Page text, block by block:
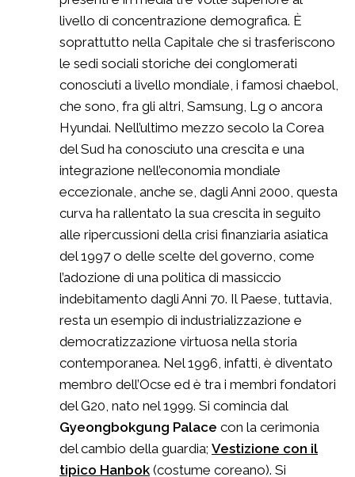
livello di concentrazione demografica. È
soprattutto nella Capitale che si trasferiscono
le sedi sociali storiche dei conglomerati
conosciuti a livello mondiale, i famosi chaebol,
che sono, fra gli altri, Samsung, Lg o ancora
Hyundai. Nell’ultimo mezzo secolo la Corea
del Sud ha conosciuto una crescita e una
integrazione nell’economia mondiale
eccezionale, anche se, dagli Anni 2000, questa
curva ha rallentato la sua crescita in seguito
alle ripercussioni della crisi finanziaria asiatica
del 1997 o delle scelte del governo, come
l’adozione di una politica di massiccio
indebitamento dagli Anni 70. Il Paese, tuttavia,
resta un esempio di industrializzazione e
democratizzazione virtuosa nella storia
contemporanea. Nel 1996, infatti, è diventato
membro dell’Ocse ed è tra i membri fondatori
del G20, nato nel 1999. Si comincia dal
Gyeongbokgung Palace con la cerimonia
del cambio della guardia; Vestizione con il
tipico Hanbok (costume coreano). Si